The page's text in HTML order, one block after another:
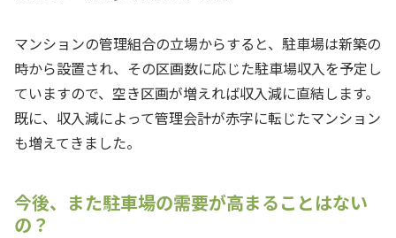
マンションの管理組合の立場からすると、駐車場は新築の
時から設置され、その区画数に応じた駐車場収入を予定し
ていますので、空き区画が増えれば収入減に直結します。
既に、収入減によって管理会計が赤字に転じたマンション
も増えてきました。
今後、また駐車場の需要が高まることはない
の？